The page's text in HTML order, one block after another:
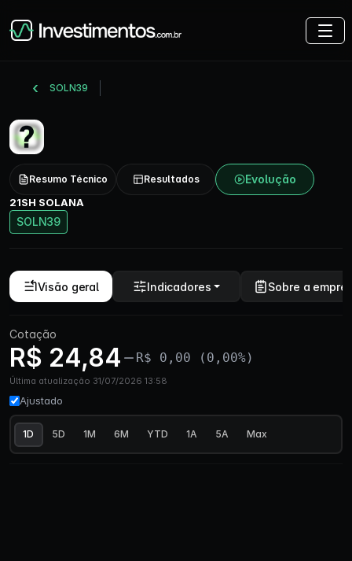
SOLN39
Resumo Técnico Resultados Evolução
21SH SOLANA
SOLN39
Visão geral Indicadores Sobre a
Cotação
R$ 24,84 R$ 0,00 (0,00%)
Última atualização 31/07/2026 13:58
Ajustado
1D 5D 1M 6M YTD 1A 5A Max